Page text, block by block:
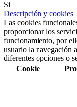
Si
Descripción y cookies
Las cookies
proporcionar los
funcionamiento, por
usuario la navegación
diferentes opciones o
Cookie